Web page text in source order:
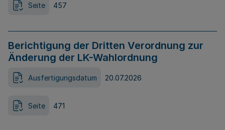
Seite 457
Berichtigung der Dritten Verordnung zur
Änderung der LK-Wahlordnung
Ausfertigungsdatum 20.07.2026
Seite 471